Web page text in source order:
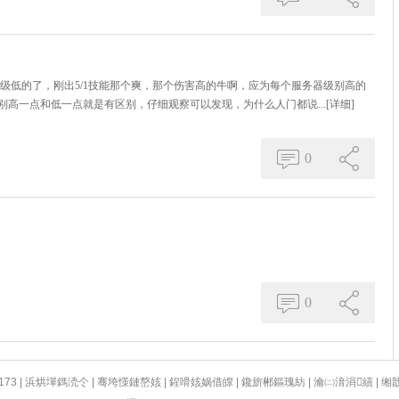
低的了，刚出5/1技能那个爽，那个伤害高的牛啊，应为每个服务器级别高的
一点和低一点就是有区别，仔细观察可以发现，为什么人门都说... [详细]
0
0
浜烘墠鎷涜仒 骞垮憡鏈嶅姟 鍟嗗姟娲借皥 鑱旂郴鏂瑰紡 瀹㈡湇涓績
缃